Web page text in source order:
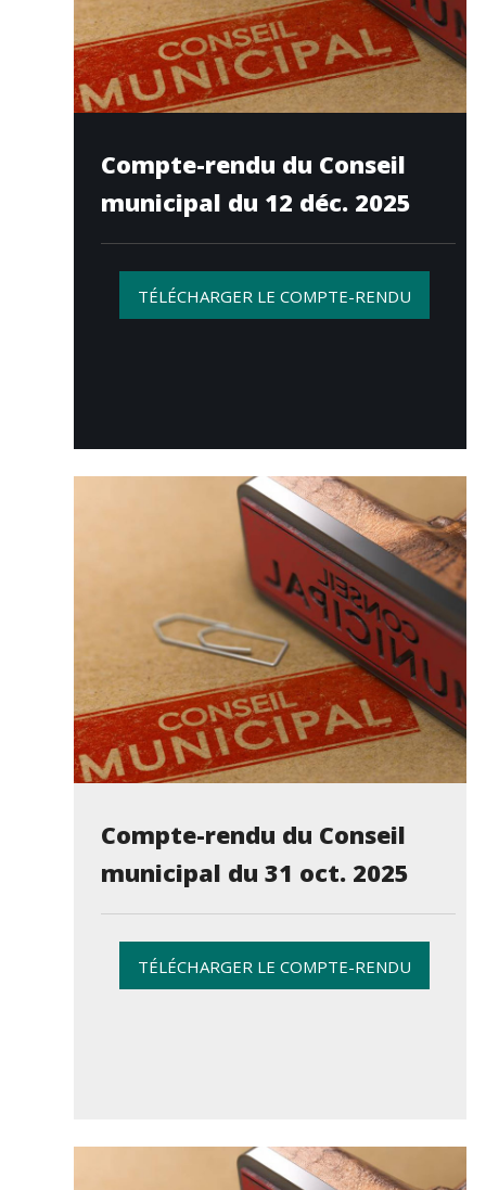
Compte-rendu du Conseil
municipal du 12 déc. 2025
TÉLÉCHARGER LE COMPTE-RENDU
Compte-rendu du Conseil
municipal du 31 oct. 2025
TÉLÉCHARGER LE COMPTE-RENDU